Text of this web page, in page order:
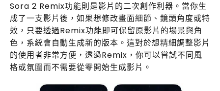
Sora 2 Remix功能則是影片的二次創作利器。當你生
成了一支影片後，如果想修改畫面細節、鏡頭角度或特
效，只要透過Remix功能即可保留原影片的場景與角
色，系統會自動生成新的版本。這對於想精細調整影片
的使用者非常方便，透過Remix，你可以嘗試不同風
格或氛圍而不需要從零開始生成影片。